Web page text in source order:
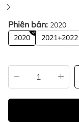
Phiên bản: 2020
2020
2021+2022